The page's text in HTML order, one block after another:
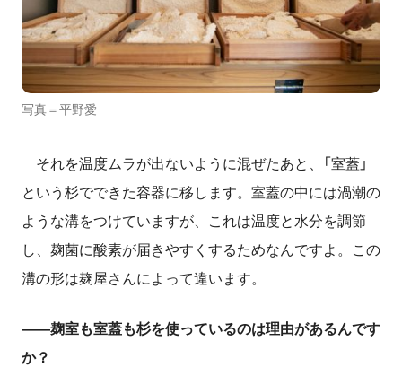
写真＝平野愛
それを温度ムラが出ないように混ぜたあと、「室蓋」
という杉でできた容器に移します。室蓋の中には渦潮の
ような溝をつけていますが、これは温度と水分を調節
し、麹菌に酸素が届きやすくするためなんですよ。この
溝の形は麹屋さんによって違います。
――麹室も室蓋も杉を使っているのは理由があるんです
か？